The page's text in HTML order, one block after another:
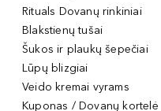
Rituals Dovanų rinkiniai
Blakstienų tušai
Šukos ir plaukų šepečiai
Lūpų blizgiai
Veido kremai vyrams
Kuponas / Dovanų kortelė